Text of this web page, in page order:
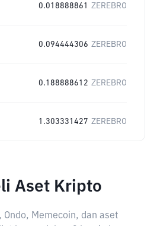
0.018888861 ZEREBRO
0.094444306 ZEREBRO
0.188888612 ZEREBRO
1.303331427 ZEREBRO
Aset Kripto
Ondo, Memecoin, dan aset